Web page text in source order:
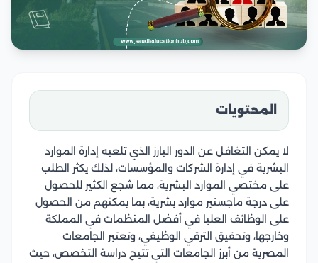
المحتويات
لا يمكن التغافل عن الدور البارز الذي تلعبه إدارة الموارد
البشرية في إدارة الشركات والمؤسسات، لذلك يكثر الطلب
على مختصي الموارد البشرية، مما شجع الكثير للحصول
على درجة ماجستير موارد بشرية، بما يمكنهم من الحصول
على الوظائف العليا في أفضل المنظمات في المملكة
وخارجها، وتحقيق الترقي الوظيفي، وتعتبر الجامعات
المصرية من أبرز الجامعات التي تتيح دراسة التخصص، حيث